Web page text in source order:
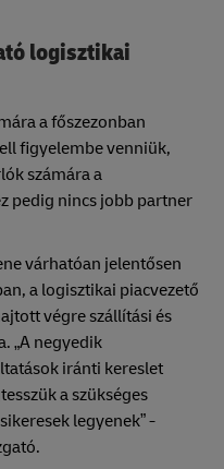
logisztikai
a főszezonban
figyelembe venniük,
számára a
pedig nincs jobb partner
várhatóan jelentősen
a logisztikai piacvezető
végre szállítási és
„A negyedik
iránti kereslet
a szükséges
legyenek” -